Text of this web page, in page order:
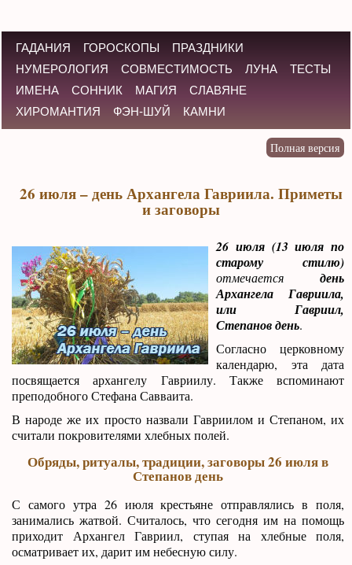
ГАДАНИЯ ГОРОСКОПЫ
ПРАЗДНИКИ
НУМЕРОЛОГИЯ
СОВМЕСТИМОСТЬ ЛУНА
ТЕСТЫ
ИМЕНА
СОННИК МАГИЯ
СЛАВЯНЕ
ХИРОМАНТИЯ
ФЭН-ШУЙ КАМНИ
26 июля – день Архангела Гавриила. Приметы
и заговоры
26 июля (13 июля по
старому стилю)
отмечается день
Архангела Гавриила,
или Гавриил,
Степанов день.
Согласно церковному
календарю, эта дата
посвящается архангелу Гавриилу. Также вспоминают
преподобного Стефана Савваита.
В народе же их просто назвали Гавриилом и Степаном, их
считали покровителями хлебных полей.
Обряды, ритуалы, традиции, заговоры 26 июля в
Степанов день
С самого утра 26 июля крестьяне отправлялись в поля,
занимались жатвой. Считалось, что сегодня им на помощь
приходит Архангел Гавриил, ступая на хлебные поля,
осматривает их, дарит им небесную силу.